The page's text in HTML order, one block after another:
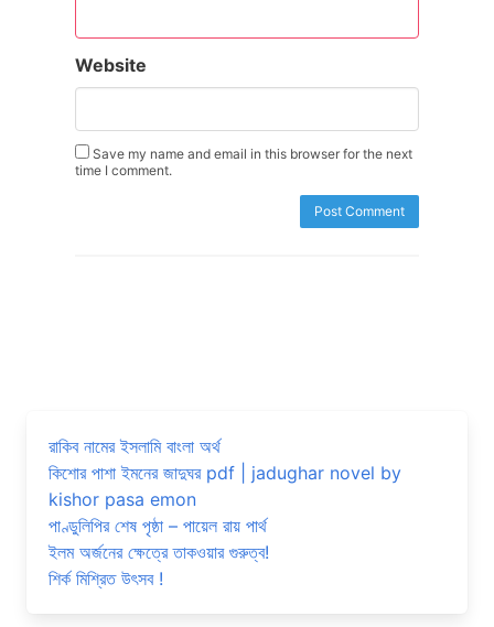
Website
Save my name and email in this browser for the next
time I comment.
রাকিব নামের ইসলামি বাংলা অর্থ
কিশোর পাশা ইমনের জাদুঘর pdf | jadughar novel by
kishor pasa emon
পাণ্ডুলিপির শেষ পৃষ্ঠা – পায়েল রায় পার্থ
ইলম অর্জনের ক্ষেত্রে তাকওয়ার গুরুত্ব!
শির্ক মিশ্রিত উৎসব !